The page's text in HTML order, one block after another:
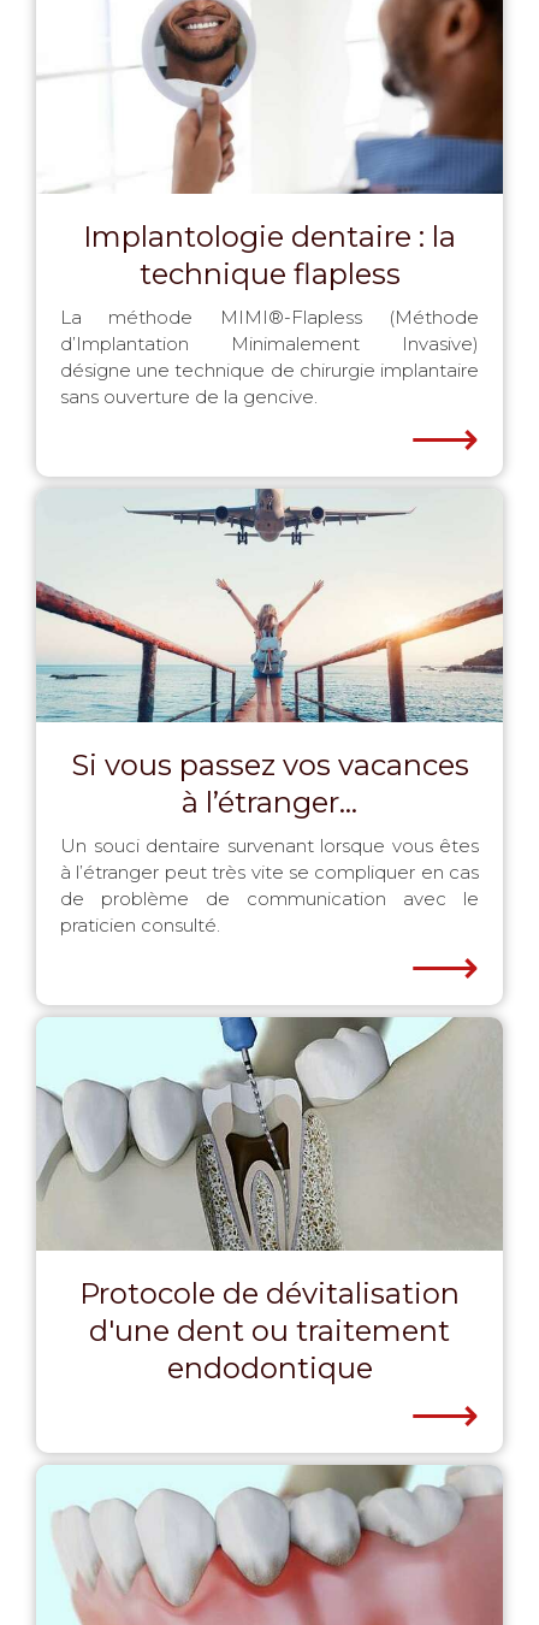
Implantologie dentaire : la
technique flapless
La méthode MIMI®-Flapless (Méthode
d’Implantation Minimalement Invasive)
désigne une technique de chirurgie implantaire
sans ouverture de la gencive.
⟶
Si vous passez vos vacances
à l’étranger...
Un souci dentaire survenant lorsque vous êtes
à l’étranger peut très vite se compliquer en cas
de problème de communication avec le
praticien consulté.
⟶
Protocole de dévitalisation
d'une dent ou traitement
endodontique
⟶